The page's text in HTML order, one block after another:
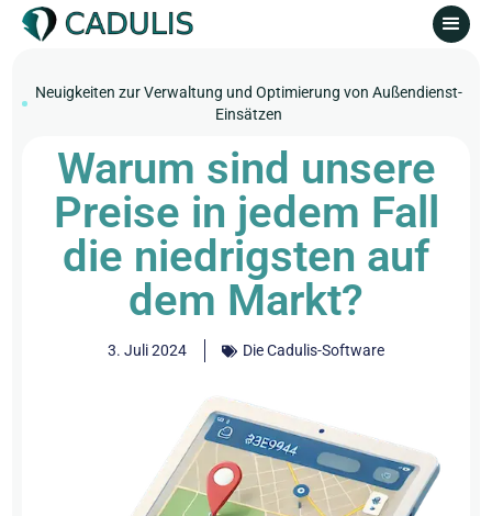
Neuigkeiten zur Verwaltung und Optimierung von Außendienst-
Einsätzen
Warum sind unsere
Preise in jedem Fall
die niedrigsten auf
dem Markt?
3. Juli 2024 Die Cadulis-Software